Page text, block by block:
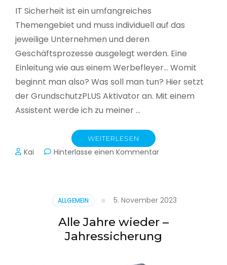
IT Sicherheit ist ein umfangreiches
Themengebiet und muss individuell auf das
jeweilige Unternehmen und deren
Geschäftsprozesse ausgelegt werden. Eine
Einleitung wie aus einem Werbefleyer… Womit
beginnt man also? Was soll man tun? Hier setzt
der GrundschutzPLUS Aktivator an. Mit einem
Assistent werde ich zu meiner …
WEITERLESEN
Kai Hinterlasse einen Kommentarzu
ALLGEMEIN 5. November 2023
Alle Jahre wieder –
Jahressicherung